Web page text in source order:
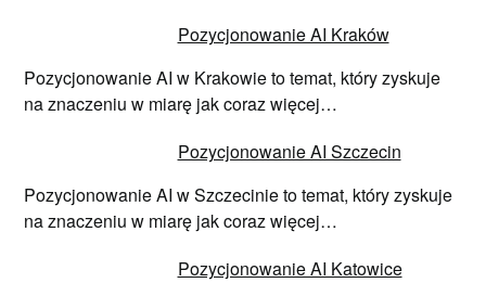
Pozycjonowanie AI Kraków
Pozycjonowanie AI w Krakowie to temat, który zyskuje
na znaczeniu w miarę jak coraz więcej…
Pozycjonowanie AI Szczecin
Pozycjonowanie AI w Szczecinie to temat, który zyskuje
na znaczeniu w miarę jak coraz więcej…
Pozycjonowanie AI Katowice